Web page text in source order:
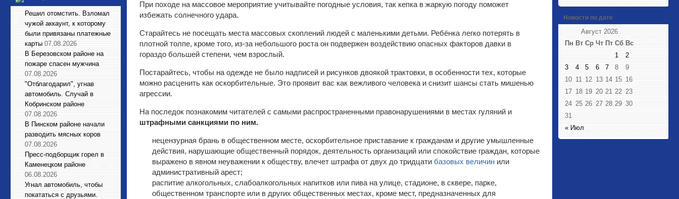
Решил отомстить. Взломал
чужой аккаунт, к которому
были привязаны платежные
карты 07.08.2026
В Березовском районе на
пожаре спасен мужчина
07.08.2026
"Отблагодарил", угнав
автомобиль. Случай в
Кобринском районе
07.08.2026
В Пинском районе начали
разводить мясных коров
07.08.2026
Пресс-подборщик горел в
Каменецком районе
06.08.2026
Угнал автомобиль, чтобы
покататься с друзьями.
При походе на массовое мероприятие учитывайте погодные условия, так кепка в жаркую погоду поможет
избежать солнечного удара.
Старайтесь не посещать места массовых скоплений людей с маленькими детьми. Ребёнка легко потерять в
плотной толпе, кроме того, из-за небольшого роста он подвержен воздействию опасных факторов давки в
гораздо большей степени, чем взрослый.
Постарайтесь, чтобы на одежде не было надписей и рисунков двоякой трактовки, в особенности тех, которые
можно расценить как оскорбительные. Это проявит вас как вежливого человека и снизит шансы стать мишенью
агрессии.
На последок познакомим читателей с самыми распространенными правонарушениями в местах гуляний и
штрафными санкциями по ним.
нецензурная брань в общественном месте, оскорбительное приставание к гражданам и другие умышленные
действия, нарушающие общественный порядок, деятельность организаций или спокойствие граждан, которые
выражено в явном неуважении к обществу, влечет штрафа от двух до тридцати базовых величин или
административный арест;
распитие алкогольных, слабоалкогольных напитков или пива на улице, стадионе, в сквере, парке,
общественном транспорте или в других общественных местах, кроме мест, предназначенных для
Новости по дате
Август 2026
Пн Вт Ср Чт Пт Сб Вс
« Июл
1
2
3
4 5 6 7 8
9
10 11 12 13 14 15 16
17 18 19 20 21 22 23
24 25 26 27 28 29 30
31